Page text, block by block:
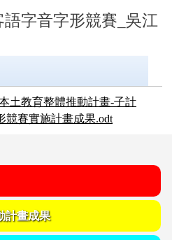
語字音字形競賽_吳江
土教育整體推動計畫-子計
競賽實施計畫成果.odt
計畫成果